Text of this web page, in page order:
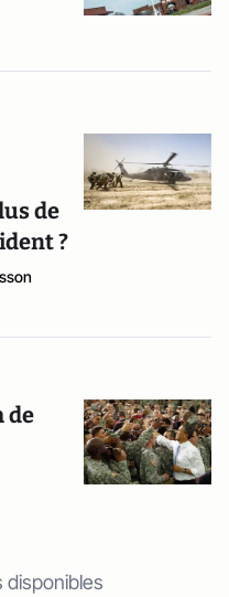
de
?
de
disponibles